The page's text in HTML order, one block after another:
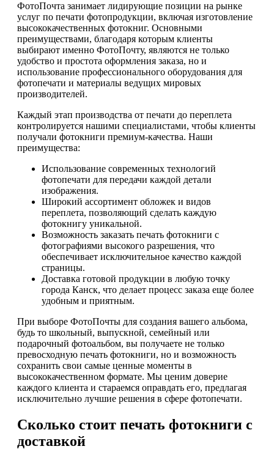
ФотоПочта занимает лидирующие позиции на рынке
услуг по печати фотопродукции, включая изготовление
высококачественных фотокниг. Основными
преимуществами, благодаря которым клиенты
выбирают именно ФотоПочту, являются не только
удобство и простота оформления заказа, но и
использование профессионального оборудования для
фотопечати и материалы ведущих мировых
производителей.
Каждый этап производства от печати до переплета
контролируется нашими специалистами, чтобы клиенты
получали фотокниги премиум-качества. Наши
преимущества:
Использование современных технологий
фотопечати для передачи каждой детали
изображения.
Широкий ассортимент обложек и видов
переплета, позволяющий сделать каждую
фотокнигу уникальной.
Возможность заказать печать фотокниги с
фотографиями высокого разрешения, что
обеспечивает исключительное качество каждой
страницы.
Доставка готовой продукции в любую точку
города Канск, что делает процесс заказа еще более
удобным и приятным.
При выборе ФотоПочты для создания вашего альбома,
будь то школьный, выпускной, семейный или
подарочный фотоальбом, вы получаете не только
превосходную печать фотокниги, но и возможность
сохранить свои самые ценные моменты в
высококачественном формате. Мы ценим доверие
каждого клиента и стараемся оправдать его, предлагая
исключительно лучшие решения в сфере фотопечати.
Сколько стоит печать фотокниги с
доставкой